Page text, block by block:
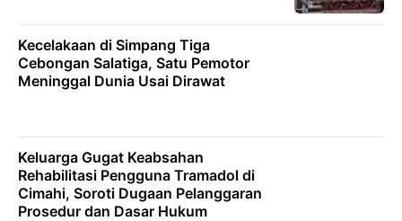
Kecelakaan di Simpang Tiga
Cebongan Salatiga, Satu Pemotor
Meninggal Dunia Usai Dirawat
Keluarga Gugat Keabsahan
Rehabilitasi Pengguna Tramadol di
Cimahi, Soroti Dugaan Pelanggaran
Prosedur dan Dasar Hukum